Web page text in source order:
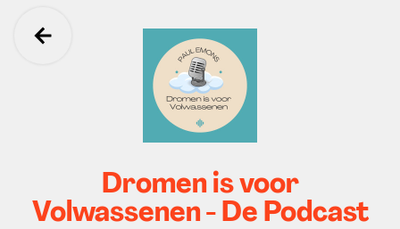
Ga terug
Dromen is voor
Volwassenen - De Podcast